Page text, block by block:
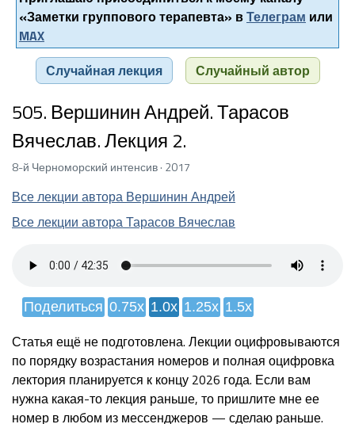
«Заметки группового терапевта» вТелеграм или
MAX
Случайная лекция
Случайный автор
505. Вершинин Андрей. Тарасов
Вячеслав. Лекция 2.
8-й Черноморский интенсив · 2017
Все лекции автора Вершинин Андрей
Все лекции автора Тарасов Вячеслав
Поделиться 0.75x 1.0x 1.25x 1.5x
Статья ещё не подготовлена. Лекции оцифровываются
по порядку возрастания номеров и полная оцифровка
лектория планируется к концу 2026 года. Если вам
нужна какая-то лекция раньше, то пришлите мне ее
номер в любом из мессенджеров — сделаю раньше.